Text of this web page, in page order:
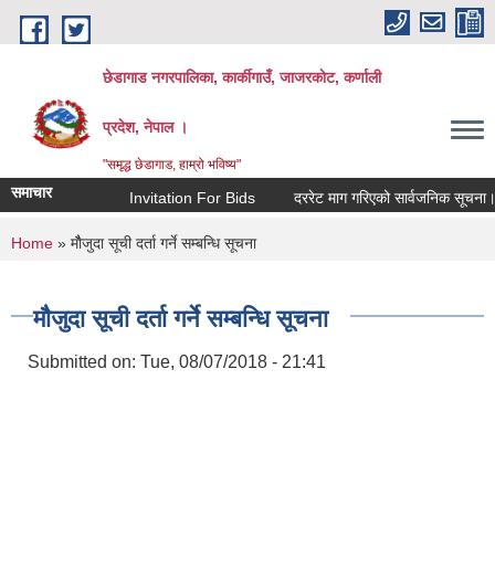
Skip to main content
छेडागाड नगरपालिका, कार्कीगाउँ, जाजरकाेट, कर्णाली
प्रदेश, नेपाल ।
"समृद्ध छेडागाड, हाम्रो भविष्य"
समाचार Invitation For Bids दररेट माग गरिएको सार्वजनिक सूचना।
You are here
Home » माैैजुदा सूची दर्ता गर्ने सम्बन्धि सूचना
माैैजुदा सूची दर्ता गर्ने सम्बन्धि सूचना
Submitted on: Tue, 08/07/2018 - 21:41